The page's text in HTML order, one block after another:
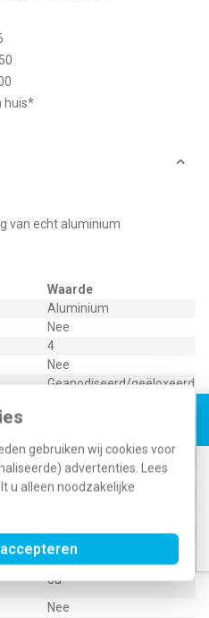
gebruiken wij cookies voor
advertenties. Lees
u alleen noodzakelijke
huis*
van echt aluminium
Waarde
Aluminium
Nee
4
Nee
Geanodiseerd/geëloxeerd
Klembevestiging
Horizontaal en verticaal
IP20
Nee
Nee
Ja
Nee